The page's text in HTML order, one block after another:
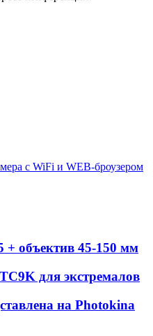
с WiFi и WEB-броузером
+ объектив 45-150 мм
для экстремалов
на Photokina